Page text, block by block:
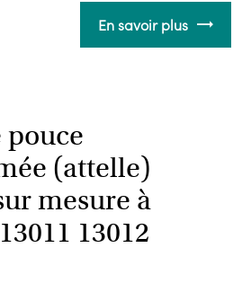
En savoir plus
pouce
(attelle)
mesure à
13012